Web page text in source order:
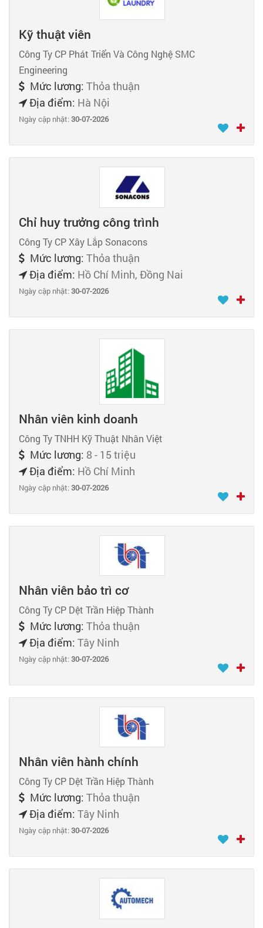
Kỹ thuật viên
Công Ty CP Phát Triển Và Công Nghệ SMC
Engineering
Mức lương: Thỏa thuận
Địa điểm: Hà Nội
Ngày cập nhật:30-07-2026
Chỉ huy trưởng công trình
Công Ty CP Xây Lắp Sonacons
Mức lương: Thỏa thuận
Địa điểm: Hồ Chí Minh, Đồng Nai
Ngày cập nhật:30-07-2026
Nhân viên kinh doanh
Công Ty TNHH Kỹ Thuật Nhân Việt
Mức lương: 8 - 15 triệu
Địa điểm: Hồ Chí Minh
Ngày cập nhật:30-07-2026
Nhân viên bảo trì cơ
Công Ty CP Dệt Trần Hiệp Thành
Mức lương: Thỏa thuận
Địa điểm: Tây Ninh
Ngày cập nhật:30-07-2026
Nhân viên hành chính
Công Ty CP Dệt Trần Hiệp Thành
Mức lương: Thỏa thuận
Địa điểm: Tây Ninh
Ngày cập nhật:30-07-2026